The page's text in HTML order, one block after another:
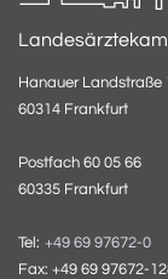
Hanauer Landstraße
60314 Frankfurt
Postfach 60 05 66
60335 Frankfurt
Tel: +49 69 97672-0
Fax: +49 69 97672-